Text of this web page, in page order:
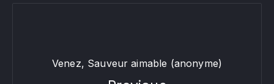
Venez, Sauveur aimable (anonyme)